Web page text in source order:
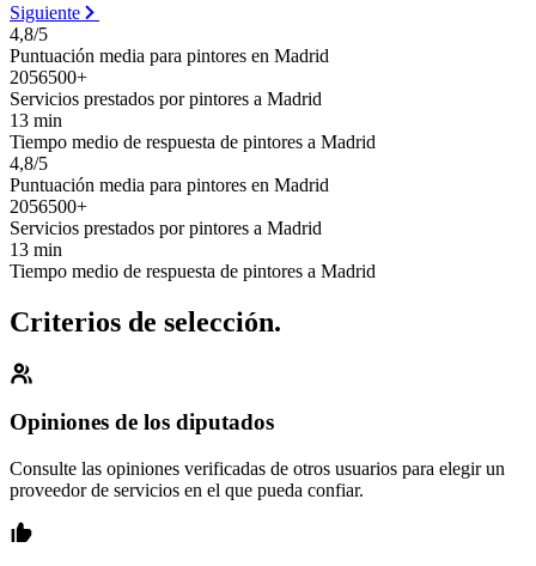
Siguiente
4,8/5
Puntuación media para pintores en Madrid
2056500+
Servicios prestados por pintores a Madrid
13 min
Tiempo medio de respuesta de pintores a Madrid
4,8/5
Puntuación media para pintores en Madrid
2056500+
Servicios prestados por pintores a Madrid
13 min
Tiempo medio de respuesta de pintores a Madrid
Criterios de selección.
Opiniones de los diputados
Consulte las opiniones verificadas de otros usuarios para elegir un
proveedor de servicios en el que pueda confiar.